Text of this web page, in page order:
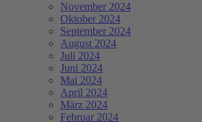
November 2024
Oktober 2024
September 2024
August 2024
Juli 2024
Juni 2024
Mai 2024
April 2024
März 2024
Februar 2024